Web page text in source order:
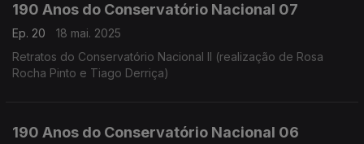
190 Anos do Conservatório Nacional 07
Ep. 20
18 mai. 2025
Retratos do Conservatório Nacional II (realização de Rosa
Rocha Pinto e Tiago Derriça)
190 Anos do Conservatório Nacional 06